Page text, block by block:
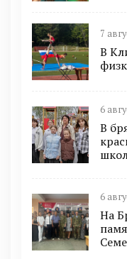
7
В
6
В
6
На